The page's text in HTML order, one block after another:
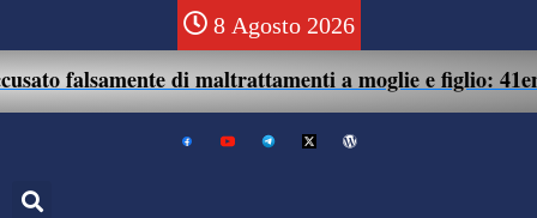
8 Agosto 2026
di maltrattamenti a moglie e figlio: 41enne